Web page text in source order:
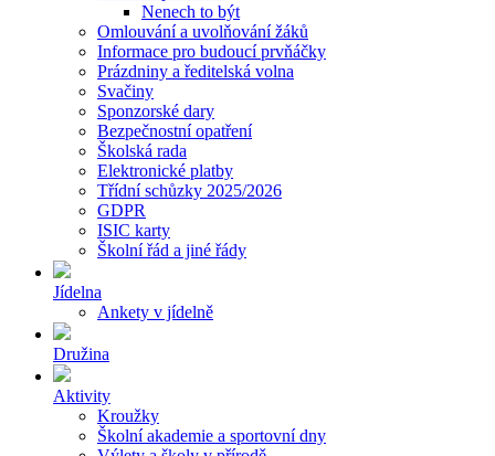
Nenech to být
Omlouvání a uvolňování žáků
Informace pro budoucí prvňáčky
Prázdniny a ředitelská volna
Svačiny
Sponzorské dary
Bezpečnostní opatření
Školská rada
Elektronické platby
Třídní schůzky 2025/2026
GDPR
ISIC karty
Školní řád a jiné řády
Jídelna
Ankety v jídelně
Družina
Aktivity
Kroužky
Školní akademie a sportovní dny